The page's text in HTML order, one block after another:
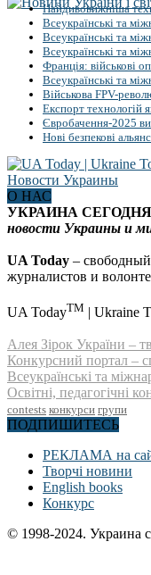
Найдивовижніша
Всеукраїнські та
Всеукраїнські та
Всеукраїнські та
Франція: військові
Всеукраїнські та
Військова FPV-
Експорт технологій
Євробачення-2025
Нові безпекові
О НАС
УКРАИНА СЕГОДНЯ
новости Украины и
UA Today –
журналистов и
UA TodayTM | Ukraine
Алея Зірок України –
Конкурсний портал –
Всеукраїнські та
Освітні, педагогічні
contests конкурси групи
ПОДПИШИТЕСЬ
РЕКЛАМА на
Творчі новини
English books
Конкурс
© 1998-2024. Украина